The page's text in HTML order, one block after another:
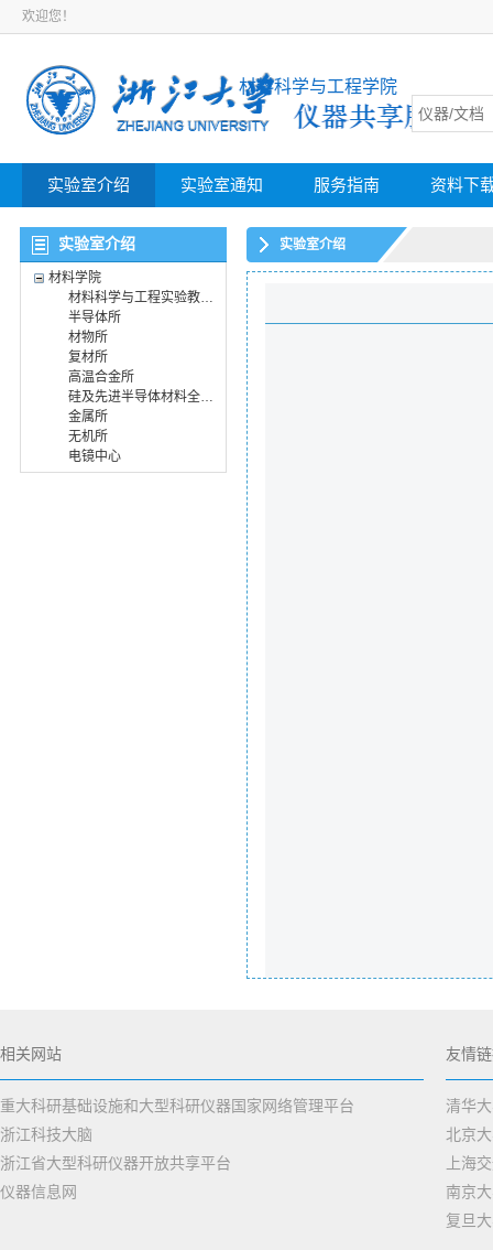
欢迎您！
材料科学与工程学院
实验室介绍 实验室通知 服务指南 资料下
实验室介绍
材料学院
材料科学与工程实验教学中心
半导体所
材物所
复材所
高温合金所
硅及先进半导体材料全国重点实验室
金属所
无机所
电镜中心
实验室介绍
相关网站
重大科研基础设施和大型科研仪器国家网络管理平台
浙江科技大脑
浙江省大型科研仪器开放共享平台
仪器信息网
友情
清华
北京
上海
南京
复旦